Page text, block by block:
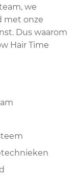
we
met onze
Dus waarom
Hair Time